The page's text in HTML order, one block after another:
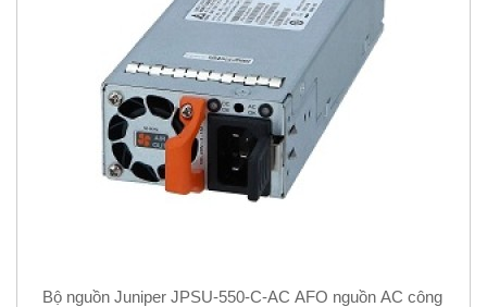
Bộ nguồn Juniper JPSU-550-C-AC AFO nguồn AC công